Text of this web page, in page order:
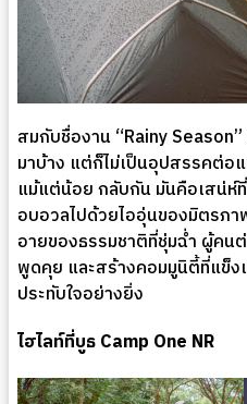
สมกับชื่องาน “Rainy
มาบ้าง แต่ก็ไม่เป็นอุปสรรคต่อ
แม้แต่น้อย กลับกัน มันคือเสน่ห์
อบอวลไปด้วยไออุ่นของมิตรภ
อายของธรรมชาติที่ชุ่มฉ่ำ ผู้คน
พูดคุย และสร้างคอมมูนิตี้ที่แข็
ประทับใจอย่างยิ่ง
ไฮไลท์ที่บูธ Camp One NR